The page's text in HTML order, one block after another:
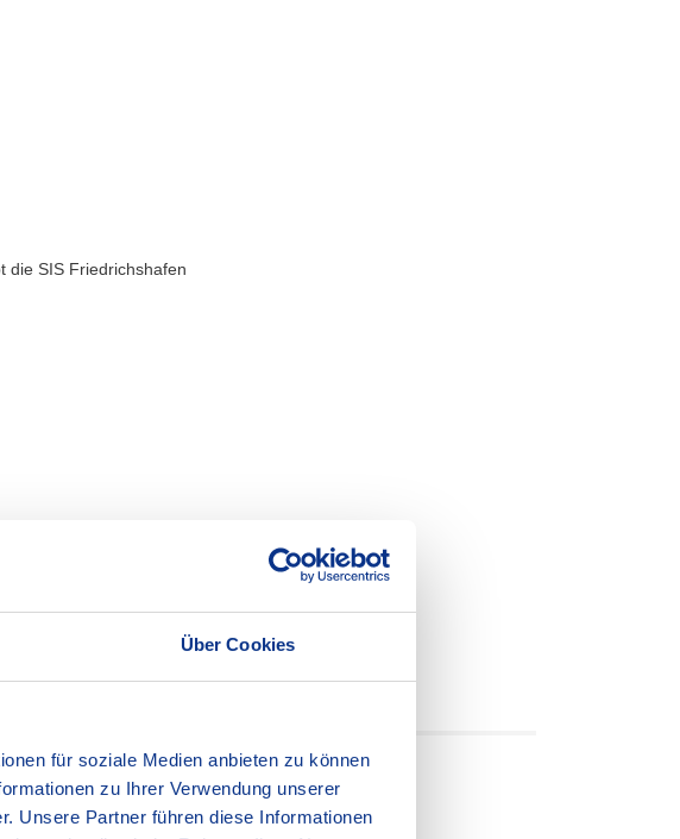
Über Cookies
für soziale Medien anbieten zu können
zu Ihrer Verwendung unserer
Unsere Partner führen diese Informationen
die SIS Friedrichshafen
von 5 % auf die
Friedrichshafen werden die in der
die Gebühren für Mittagessen und